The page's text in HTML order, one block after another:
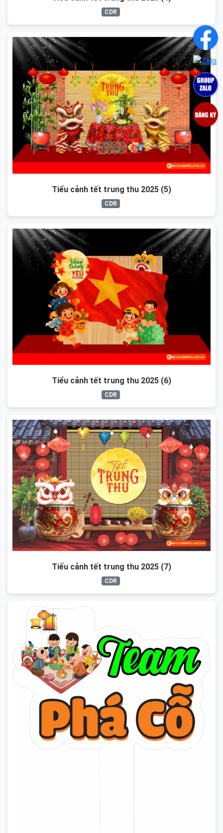
CDR
Tiểu cảnh tết trung thu 2025 (5)
CDR
Tiểu cảnh tết trung thu 2025 (6)
CDR
Tiểu cảnh tết trung thu 2025 (7)
CDR